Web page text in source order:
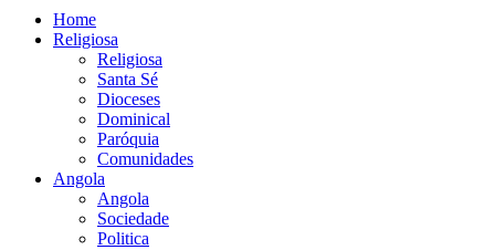
Home
Religiosa
Religiosa
Santa Sé
Dioceses
Dominical
Paróquia
Comunidades
Angola
Angola
Sociedade
Politica